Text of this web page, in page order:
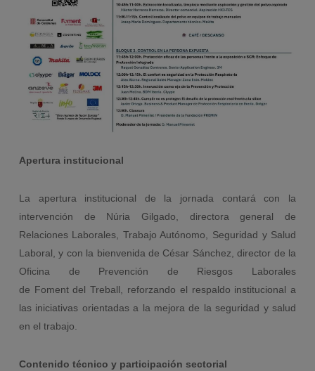
Apertura institucional
La apertura institucional de la jornada contará con la
intervención de Núria Gilgado, directora general de
Relaciones Laborales, Trabajo Autónomo, Seguridad y Salud
Laboral, y con la bienvenida de César Sánchez, director de la
Oficina de Prevención de Riesgos Laborales
de Foment del Treball, reforzando el respaldo institucional a
las iniciativas orientadas a la mejora de la seguridad y salud
en el trabajo.
Contenido técnico y participación sectorial